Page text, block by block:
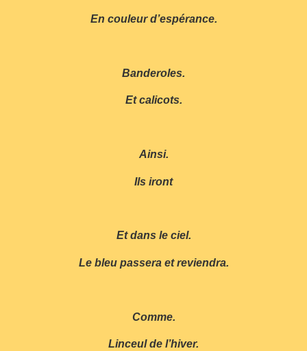
En couleur d’espérance.
Banderoles.
Et calicots.
Ainsi.
Ils iront
Et dans le ciel.
Le bleu passera et reviendra.
Comme.
Linceul de l’hiver.